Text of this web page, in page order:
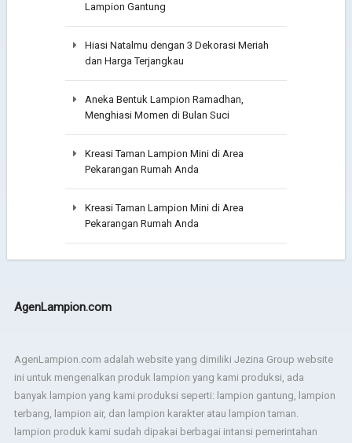
Lampion Gantung
Hiasi Natalmu dengan 3 Dekorasi Meriah
dan Harga Terjangkau
Aneka Bentuk Lampion Ramadhan,
Menghiasi Momen di Bulan Suci
Kreasi Taman Lampion Mini di Area
Pekarangan Rumah Anda
Kreasi Taman Lampion Mini di Area
Pekarangan Rumah Anda
AgenLampion.com
AgenLampion.com adalah website yang dimiliki Jezina Group website
ini untuk mengenalkan produk lampion yang kami produksi, ada
banyak lampion yang kami produksi seperti: lampion gantung, lampion
terbang, lampion air, dan lampion karakter atau lampion taman.
lampion produk kami sudah dipakai berbagai intansi pemerintahan